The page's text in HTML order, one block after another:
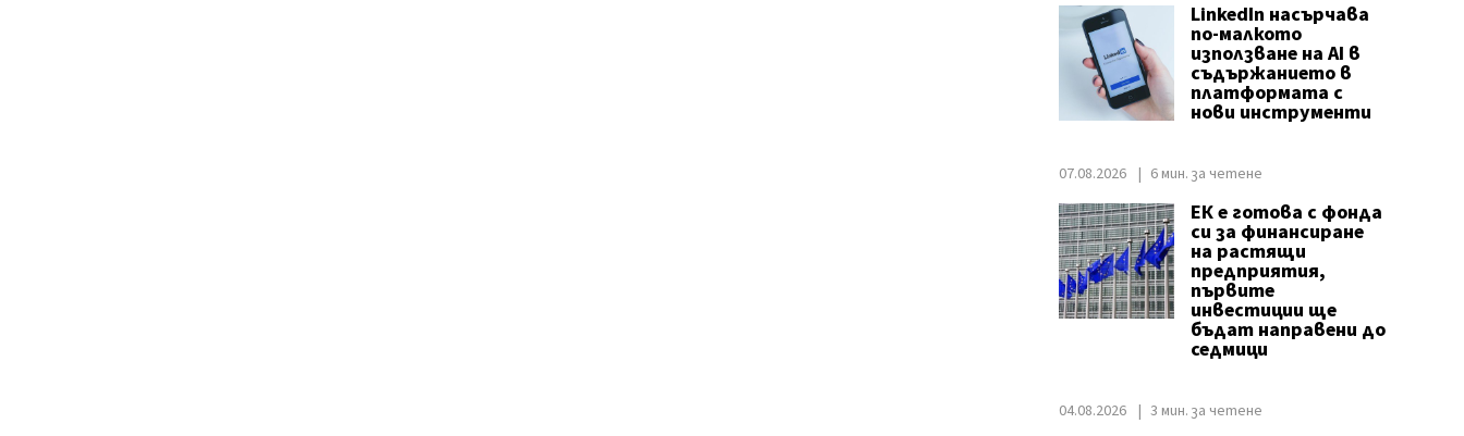
LinkedIn насърчава
по-малкото
използване на AI в
съдържанието в
платформата с
нови инструменти
07.08.2026 6 мин. за четене
ЕК е готова с фонда
си за финансиране
на растящи
предприятия,
първите
инвестиции ще
бъдат направени до
седмици
04.08.2026 3 мин. за четене